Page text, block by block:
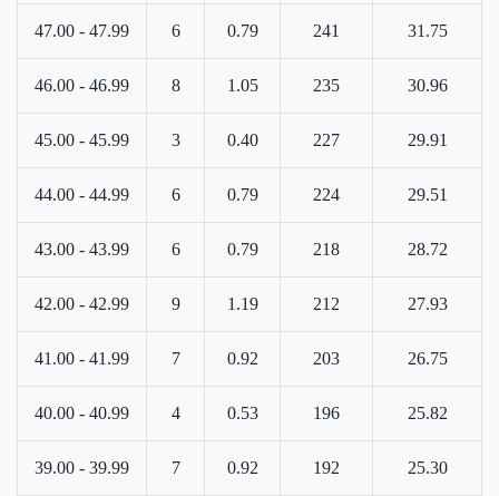
47.00 - 47.99 6 0.79 241 31.75
46.00 - 46.99 8 1.05 235 30.96
45.00 - 45.99 3 0.40 227 29.91
44.00 - 44.99 6 0.79 224 29.51
43.00 - 43.99 6 0.79 218 28.72
42.00 - 42.99 9 1.19 212 27.93
41.00 - 41.99 7 0.92 203 26.75
40.00 - 40.99 4 0.53 196 25.82
39.00 - 39.99 7 0.92 192 25.30